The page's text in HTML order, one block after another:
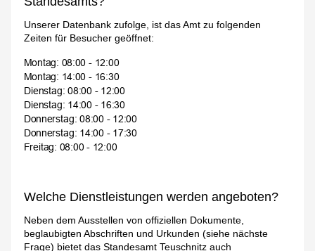
Unserer Datenbank zufolge, ist das Amt zu folgenden
Zeiten für Besucher geöffnet:
Welche Dienstleistungen werden angeboten?
Neben dem Ausstellen von offiziellen Dokumente,
beglaubigten Abschriften und Urkunden (siehe nächste
Frage) bietet das Standesamt Teuschnitz auch